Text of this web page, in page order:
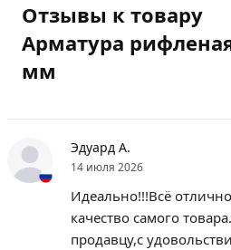
Отзывы к товару
Арматура
мм
Эдуард А.
14 июля 2026
Идеально!!!Всё
качество самого
продавцу,с